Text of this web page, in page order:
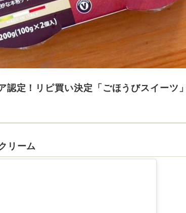
認定！リピ買い決定「ごほうびスイーツ
リーム